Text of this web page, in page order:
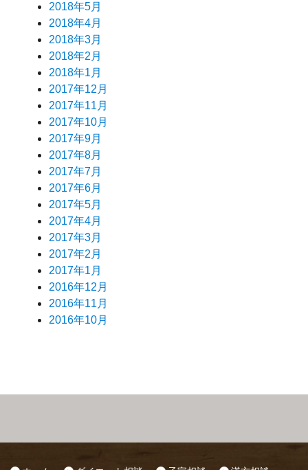
2018年5月
2018年4月
2018年3月
2018年2月
2018年1月
2017年12月
2017年11月
2017年10月
2017年9月
2017年8月
2017年7月
2017年6月
2017年5月
2017年4月
2017年3月
2017年2月
2017年1月
2016年12月
2016年11月
2016年10月